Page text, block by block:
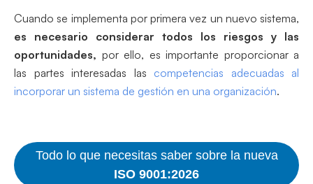
Cuando se implementa por primera vez un nuevo sistema,
es necesario considerar todos los riesgos y las
oportunidades, por ello, es importante proporcionar a
las partes interesadas las competencias adecuadas al
incorporar un sistema de gestión en una organización.
Todo lo que necesitas saber sobre la nueva
ISO 9001:2026